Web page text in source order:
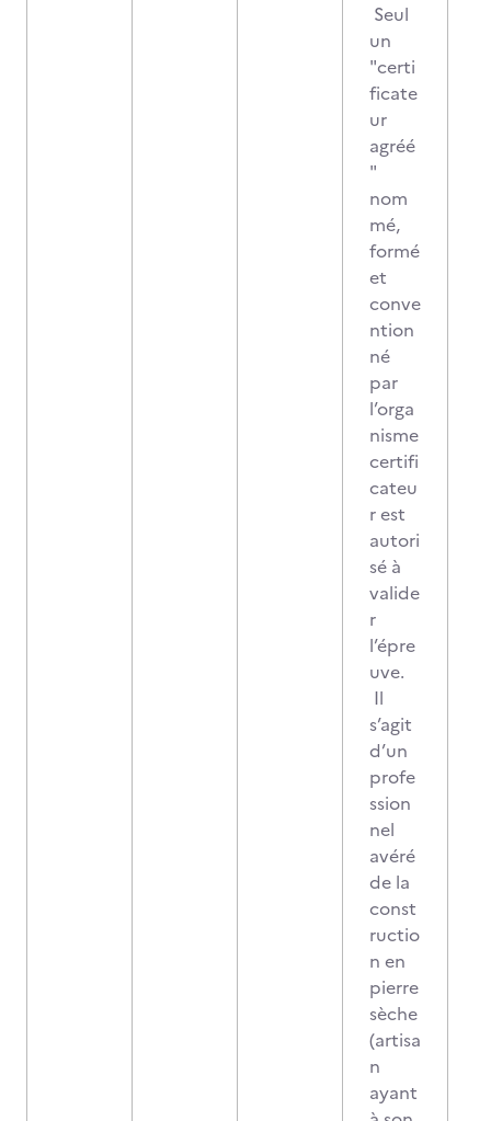
Seul
un
"certi
ficate
ur
agréé
"
nom
mé,
formé
et
conve
ntion
né
par
l’orga
nisme
certifi
cateu
r est
autori
sé à
valide
r
l’épre
uve.
Il
s’agit
d’un
profe
ssion
nel
avéré
de la
const
ructio
n en
pierre
sèche
(artisa
n
ayant